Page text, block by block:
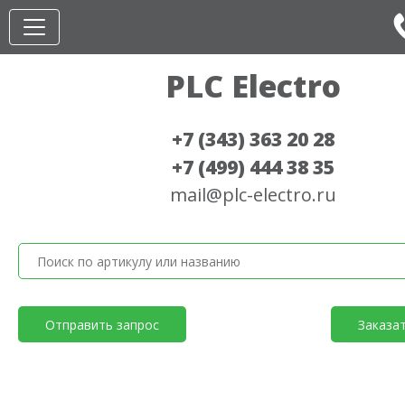
PLC Electro
+7 (343) 363 20 28
+7 (499) 444 38 35
mail@plc-electro.ru
Отправить запрос